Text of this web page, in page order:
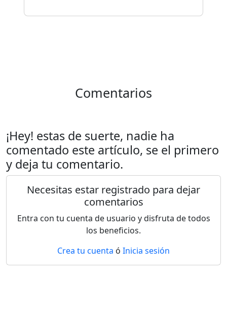
Comentarios
¡Hey! estas de suerte, nadie ha
comentado este artículo, se el primero
y deja tu comentario.
Necesitas estar registrado para dejar
comentarios
Entra con tu cuenta de usuario y disfruta de todos
los beneficios.
Crea tu cuenta ó Inicia sesión